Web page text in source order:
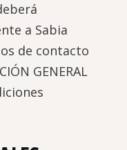
a Sabia
de contacto
GENERAL